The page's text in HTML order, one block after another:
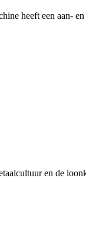
heeft een aan-
en de